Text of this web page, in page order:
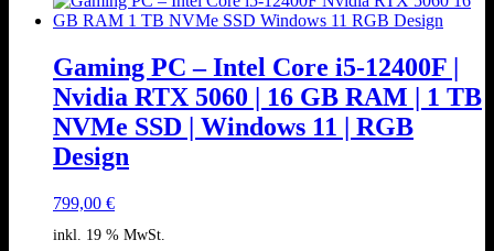
Gaming PC – Intel Core i5-12400F |
Nvidia RTX 5060 | 16 GB RAM | 1 TB
NVMe SSD | Windows 11 | RGB
Design
799,00 €
inkl. 19 % MwSt.